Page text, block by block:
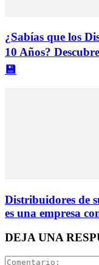
¿Sabías que los
10 Años?
💾
Distribuidores de
es una empresa
DEJA UNA